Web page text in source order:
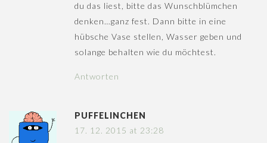
du das liest, bitte das Wunschblümchen
denken…ganz fest. Dann bitte in eine
hübsche Vase stellen, Wasser geben und
solange behalten wie du möchtest.
Antworten
PUFFELINCHEN
17. 12. 2015 at 23:28